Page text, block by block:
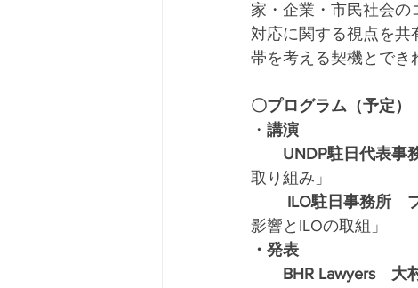
家・企業・市民社会
対応に関する視点を共
帯を考える契機とでき
〇プログラム（予定）
・ 講演
UNDP駐日代表事務
取り組み」
ILO駐日事務所　
影響とILOの取組」
・発表
BHR Lawyers　